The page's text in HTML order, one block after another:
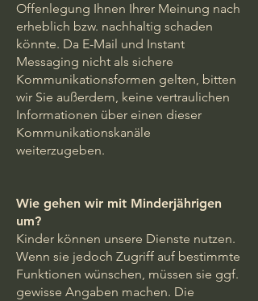
Offenlegung Ihnen Ihrer Meinung nach
erheblich bzw. nachhaltig schaden
könnte. Da E-Mail und Instant
Messaging nicht als sichere
Kommunikationsformen gelten, bitten
wir Sie außerdem, keine vertraulichen
Informationen über einen dieser
Kommunikationskanäle
weiterzugeben.
Wie gehen wir mit Minderjährigen
um?
Kinder können unsere Dienste nutzen.
Wenn sie jedoch Zugriff auf bestimmte
Funktionen wünschen, müssen sie ggf.
gewisse Angaben machen. Die